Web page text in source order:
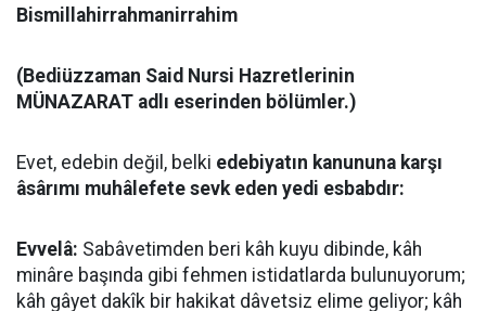
Bismillahirrahmanirrahim
(Bediüzzaman Said Nursi Hazretlerinin
MÜNAZARAT adlı eserinden bölümler.)
Evet, edebin değil, belki edebiyatın kanununa karşı
âsârımı muhâlefete sevk eden yedi esbabdır:
Evvelâ: Sabâvetimden beri kâh kuyu dibinde, kâh
minâre başında gibi fehmen istidatlarda bulunuyorum;
kâh gâyet dakîk bir hakikat dâvetsiz elime geliyor; kâh